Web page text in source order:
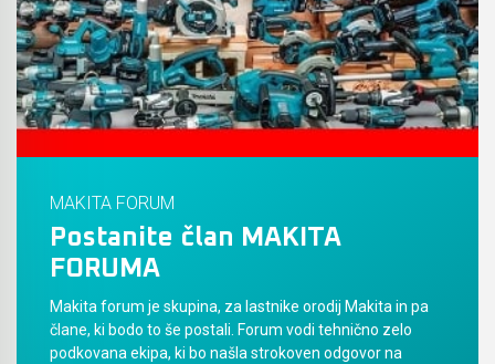
MAKITA FORUM
Postanite član MAKITA
FORUMA
Makita forum je skupina, za lastnike orodij Makita in pa
člane, ki bodo to še postali. Forum vodi tehnično zelo
podkovana ekipa, ki bo našla strokoven odgovor na
Akumulatorski vezalci in rezalniki armature &
navojnih palic
Akumulatorska mikrovalovna pečica